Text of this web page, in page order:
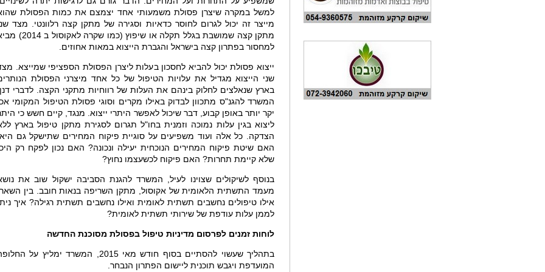
למשל במקרה שיצרן פסולת משמעותי אחד יצמצם את כמות הפסולת
מייצר זה יכול לגרום לחוסר כדאיות וסגירה של מתקן קצה רלוונטי. מצד
מתקן קצה שמושבת בגלל תקלה או שיפוץ (כמו שקרה לאקוסול
למחסור בפתרון קצה בישראל והגברת הייצוא במאות אחוזים.
ייצוא פסולת יכול להביא לחסכון בעלות ליצרן הפסולת הספציפי שמייצא.
שני הייצוא מגדיל את עלויות הטיפול של כל אחד מיצרני הפסולת
בארץ שנאלצים לחלוק בינהם את העלות של רווחיות מתקני הקצה. לדברי דנן,
המשרד להגנ"ס מתכוון לבדוק באילו מקרים וסוגי פסולת הטיפול המקומי
יקר יותר באופן קבוע, דבר שיכול לאפשר היתרי ייצוא. מנגד, קיים חשש כי
ליצוא בגין עלות נמוכה וזמנית בחו"ל תגרום לסגירת מתקן טיפול בארץ
הצדקה. כל אלה ועוד משפיעים על סוגיית פיקוח המחירים שתישקל גם
האם שיטת פיקוח המחירים הנוכחית יעילה ונכונה? האם נכון לפקח רק
שלא קיימת תחרות? האם פיקוח לכשעצמו נחוץ?
בנוסף לשיקולים שצוינו לעיל, המשרד להגנת הסביבה ישקול שוב את
מעמד התשתית הלאומית של אקוסול, מתקן השריפה בנאות חובב. בין
אילו טיפולים נחשבים תשתית לאומית ואילו נחשבים תשתית רגילה? איך
לממן עלות עודפת של שירותי תשתית לאומית?
לוחות זמנים לפרסום מדיניות טיפול בפסולת מסוכנת החדשה
בתהליך שעשוי להסתיים בסוף חודש מאי 2015, המשרד ימליץ על
המועדפת ויגבש תוכנית ליישום הפתרון הנבחר.